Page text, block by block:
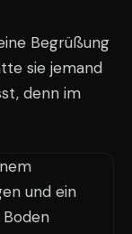
Begrüßung
sie jemand
denn im